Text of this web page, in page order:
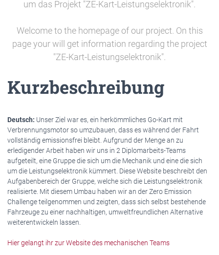
um das Projekt "ZE-Kart-Leistungselektronik".
Welcome to the homepage of our project. On this
page your will get information regarding the project
"ZE-Kart-Leistungselektronik".
Kurzbeschreibung
Deutsch: Unser Ziel war es, ein herkömmliches Go-Kart mit
Verbrennungsmotor so umzubauen, dass es während der Fahrt
vollständig emissionsfrei bleibt. Aufgrund der Menge an zu
erledigender Arbeit haben wir uns in 2 Diplomarbeits-Teams
aufgeteilt, eine Gruppe die sich um die Mechanik und eine die sich
um die Leistungselektronik kümmert. Diese Website beschreibt den
Aufgabenbereich der Gruppe, welche sich die Leistungselektronik
realisierte. Mit diesem Umbau haben wir an der Zero Emission
Challenge teilgenommen und zeigten, dass sich selbst bestehende
Fahrzeuge zu einer nachhaltigen, umweltfreundlichen Alternative
weiterentwickeln lassen.
Hier gelangt ihr zur Website des mechanischen Teams